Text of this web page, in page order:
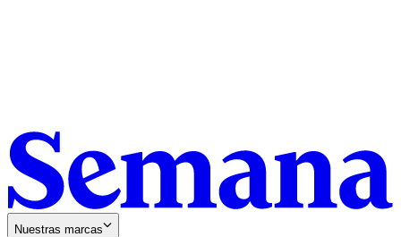
Nuestras marcas